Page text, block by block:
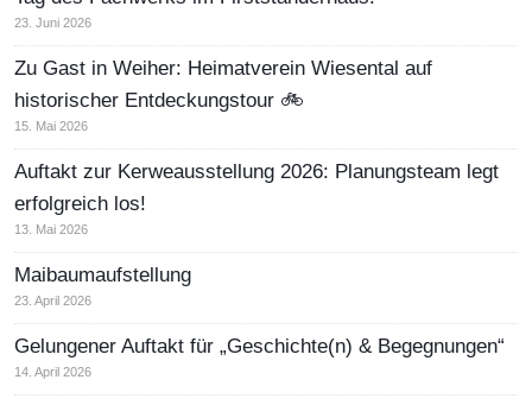
23. Juni 2026
Zu Gast in Weiher: Heimatverein Wiesental auf
historischer Entdeckungstour 🚲
15. Mai 2026
Auftakt zur Kerweausstellung 2026: Planungsteam legt
erfolgreich los!
13. Mai 2026
Maibaumaufstellung
23. April 2026
Gelungener Auftakt für „Geschichte(n) & Begegnungen“
14. April 2026